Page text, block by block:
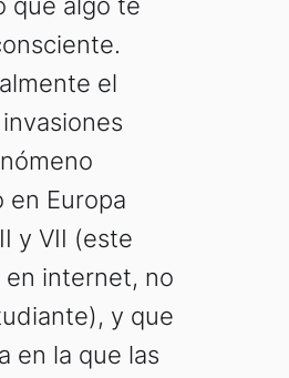
que algo te
el
en Europa
y VII (este
internet, no
y que
en la que las